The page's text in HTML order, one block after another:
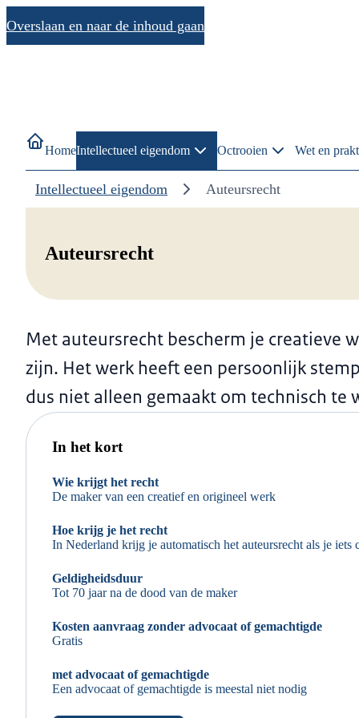
Overslaan en naar de inhoud gaan
HomeIntellectueel eigendom Octrooien Wet en
Intellectueel eigendom Auteursrecht
Auteursrecht
Met auteursrecht bescherm je creatieve
zijn. Het werk heeft een persoonlijk
dus niet alleen gemaakt om technisch te
In het kort
Wie krijgt het recht
De maker van een creatief en origineel werk
Hoe krijg je het recht
In Nederland krijg je automatisch het auteursrecht als je iets
Geldigheidsduur
Tot 70 jaar na de dood van de maker
Kosten aanvraag zonder advocaat of gemachtigde
Gratis
met advocaat of gemachtigde
Een advocaat of gemachtigde is meestal niet nodig